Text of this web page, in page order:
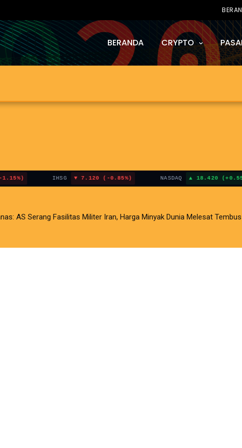
BERANDA CRYPTO
7.120 (-0.85%) NASDAQ 18.420 (+0.55%)
Inflasi AS Terganjal Amblesnya Saham Teknologi Asia dan
AS Serang Fasilitas Militer Iran, Harga Minyak Dunia Melesat Tembus